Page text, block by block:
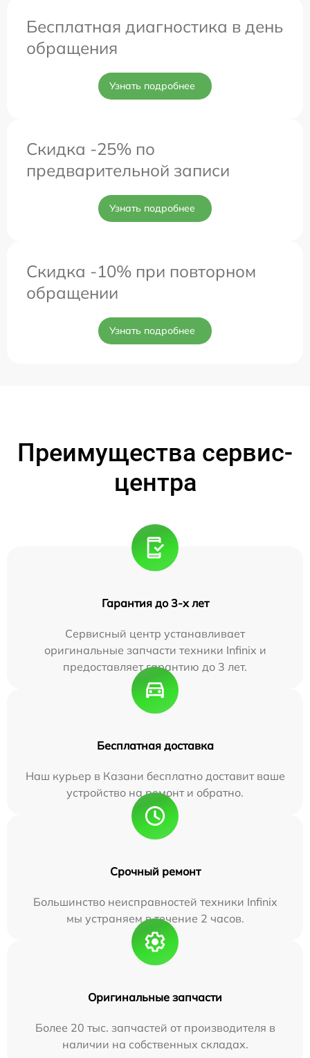
Бесплатная диагностика в день
обращения
Узнать подробнее
Скидка -25% по
предварительной записи
Узнать подробнее
Скидка -10% при повторном
обращении
Узнать подробнее
Преимущества сервис-
центра
Гарантия до 3-х лет
Сервисный центр устанавливает
оригинальные запчасти техники Infinix и
предоставляет гарантию до 3 лет.
Бесплатная доставка
Наш курьер в Казани бесплатно доставит ваше
устройство на ремонт и обратно.
Срочный ремонт
Большинство неисправностей техники Infinix
мы устраняем в течение 2 часов.
Оригинальные запчасти
Более 20 тыс. запчастей от производителя в
наличии на собственных складах.